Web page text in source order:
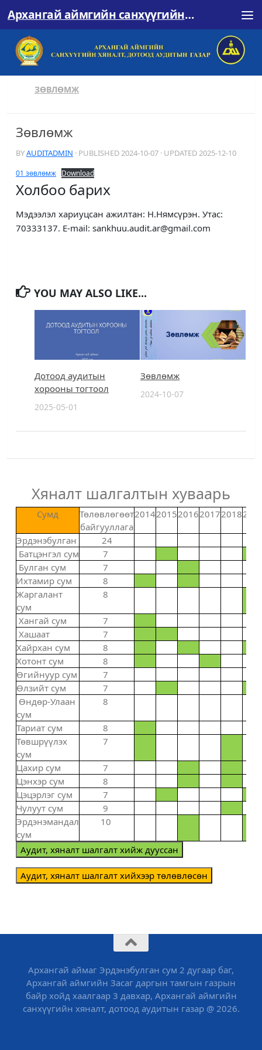
Skip to content Архангай аймгийн санхүүгийн хяналт, дотоод аудитын газар
ЗӨВЛӨМЖ
Зөвлөмж
BYAUDITADMIN · PUBLISHED2024-10-07 · UPDATED2025-12-10
01 зөвлөмж Download
Холбоо барих
Мэдээлэл хариуцсан ажилтан: Н.Нямсүрэн. Утас:
70333137. E-mail: sankhuu.audit.ar@gmail.com
YOU MAY ALSO LIKE...
Дотоод аудитын
хорооны тогтоол
2025-05-01
Зөвлөмж
2024-10-07
Хяналт шалгалтын хуваарь
Сумд
Төлөвлөгөөт
байгууллага
20142015201620172018
Эрдэнэбулган
24
Батцэнгэл сум
7
Булган сум
7
Ихтамир сум
8
Жаргалант
сум
8
Хангай сум
7
Хашаат
7
Хайрхан сум
8
Хотонт сум
8
Өгийнуур сум
7
Өлзийт сум
7
Өндөр-Улаан
сум
8
Тариат сум
8
Төвшрүүлэх
сум
7
Цахир сум
7
Цэнхэр сум
8
Цэцэрлэг сум
7
Чулуут сум
9
Эрдэнэмандал
сум
10
Аудит, хяналт шалгалт хийж дууссан
Аудит, хяналт шалгалт хийхээр төлөвлөсөн
Архангай аймаг Эрдэнэбулган сум 2 дугаар баг,
Архангай аймгийн Засаг даргын тамгын газрын
байр хойд хаалгаар 3 давхар, Архангай аймгийн
санхүүгийн хяналт, дотоод аудитын газар @ 2026.